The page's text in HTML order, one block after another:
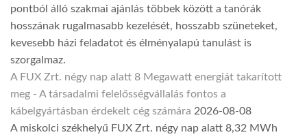
pontból álló szakmai ajánlás többek között a tanórák
hosszának rugalmasabb kezelését, hosszabb szüneteket,
kevesebb házi feladatot és élményalapú tanulást is
szorgalmaz.
A FUX Zrt. négy nap alatt 8 Megawatt energiát takarított
meg - A társadalmi felelősségvállalás fontos a
kábelgyártásban érdekelt cég számára 2026-08-08
A miskolci székhelyű FUX Zrt. négy nap alatt 8,32 MWh